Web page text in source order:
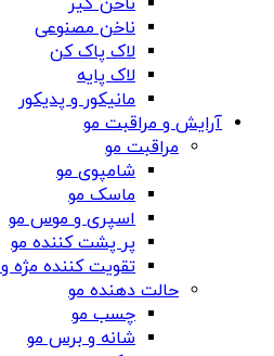
ناخن مصنوعی
لاک پاک کن
لاک پایه
مانیکور و پدیکور
آرایش و مراقبت مو
مراقبت مو
شامپوی مو
ماسک مو
اسپری و موس مو
پر پشت کننده مو
تقویت کننده مژه و
حالت دهنده مو
چسب مو
شانه‌ و برس مو